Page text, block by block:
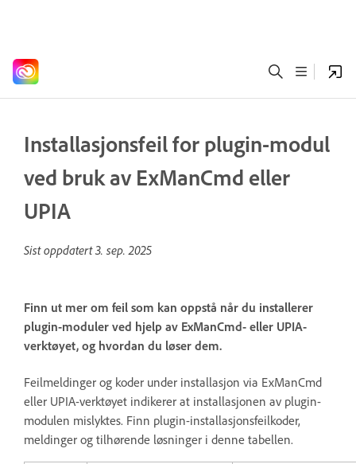
Installasjonsfeil for plugin-modul
ved bruk av ExManCmd eller
UPIA
Sist oppdatert3. sep. 2025
Finn ut mer om feil som kan oppstå når du installerer
plugin-moduler ved hjelp av ExManCmd- eller UPIA-
verktøyet, og hvordan du løser dem.
Feilmeldinger og koder under installasjon via ExManCmd
eller UPIA-verktøyet indikerer at installasjonen av plugin-
modulen mislyktes. Finn plugin-installasjonsfeilkoder,
meldinger og tilhørende løsninger i denne tabellen.